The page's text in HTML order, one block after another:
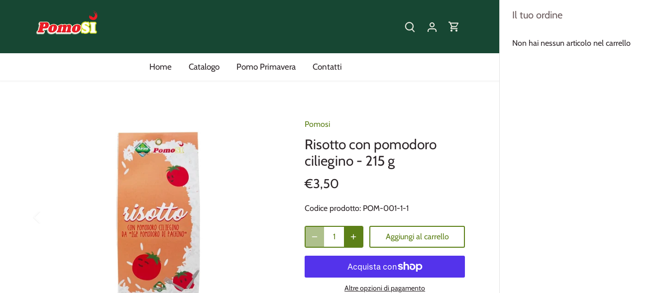
Il tuo ordine
Non hai nessun articolo nel carrello
Home Catalogo Pomo Primavera Contatti
Pomosi
Risotto con pomodoro
ciliegino - 215 g
€3,50
Codice prodotto: POM-001-1-1
Aggiungi al carrello
Altre opzioni di pagamento